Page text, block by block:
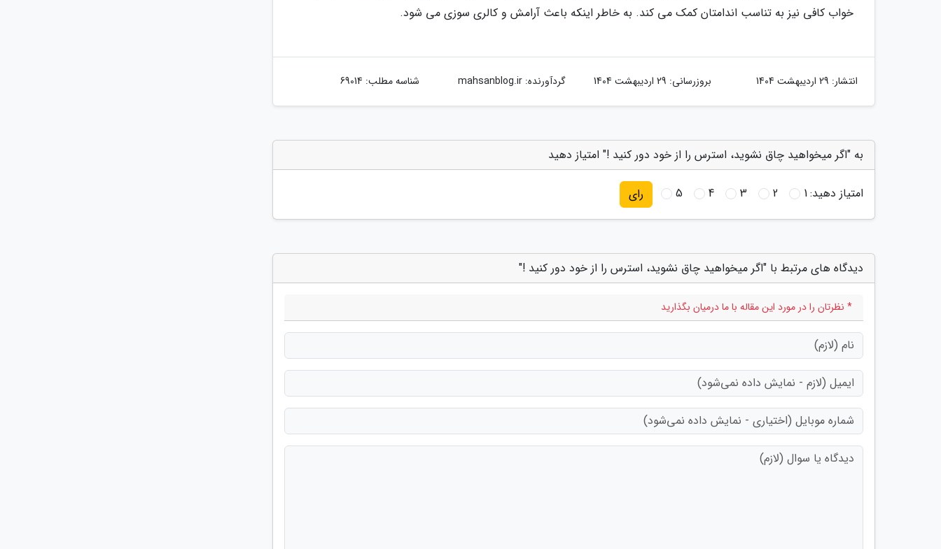
خواب کافی نیز به تناسب اندامتان کمک می کند. به خاطر اینکه باعث آرامش و کالری سوزی می شود.
انتشار: 29 اردیبهشت 1404 بروزرسانی: 29 اردیبهشت 1404 گردآورنده:mahsanblog.ir شناسه مطلب: 69014
به "اگر میخواهید چاق نشوید، استرس را از خود دور کنید !" امتیاز دهید
امتیاز دهید:1
2
3
4
5 رای
دیدگاه های مرتبط با "اگر میخواهید چاق نشوید، استرس را از خود دور کنید !"
* نظرتان را در مورد این مقاله با ما درمیان بگذارید